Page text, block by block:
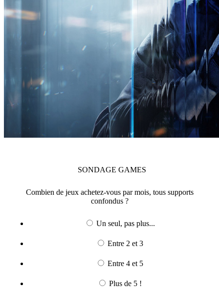
SONDAGE GAMES
Combien de jeux achetez-vous par mois, tous supports
confondus ?
Un seul, pas plus...
Entre 2 et 3
Entre 4 et 5
Plus de 5 !